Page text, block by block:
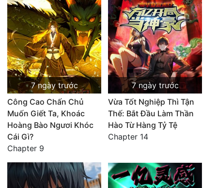
7 ngày trước
Công Cao Chấn Chủ
Muốn Giết Ta, Khoác
Hoàng Bào Ngươi Khóc
Cái Gì?
Chapter 9
7 ngày trước
Vừa Tốt Nghiệp Thì Tận
Thế: Bắt Đầu Làm Thần
Hào Từ Hàng Tỷ Tệ
Chapter 14